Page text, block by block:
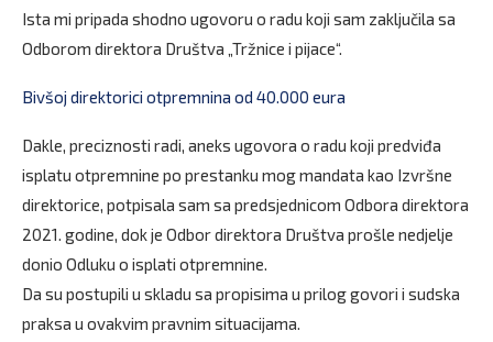
Ista mi pripada shodno ugovoru o radu koji sam zaključila sa
Odborom direktora Društva „Tržnice i pijace“.
Bivšoj direktorici otpremnina od 40.000 eura
Dakle, preciznosti radi, aneks ugovora o radu koji predviđa
isplatu otpremnine po prestanku mog mandata kao Izvršne
direktorice, potpisala sam sa predsjednicom Odbora direktora
2021. godine, dok je Odbor direktora Društva prošle nedjelje
donio Odluku o isplati otpremnine.
Da su postupili u skladu sa propisima u prilog govori i sudska
praksa u ovakvim pravnim situacijama.